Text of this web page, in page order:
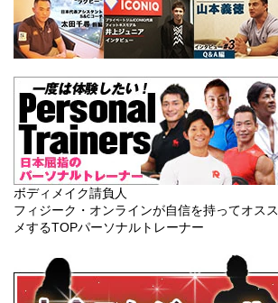
ボディメイク請負人
フィジーク・オンラインが自信を持ってオスス
メするTOPパーソナルトレーナー